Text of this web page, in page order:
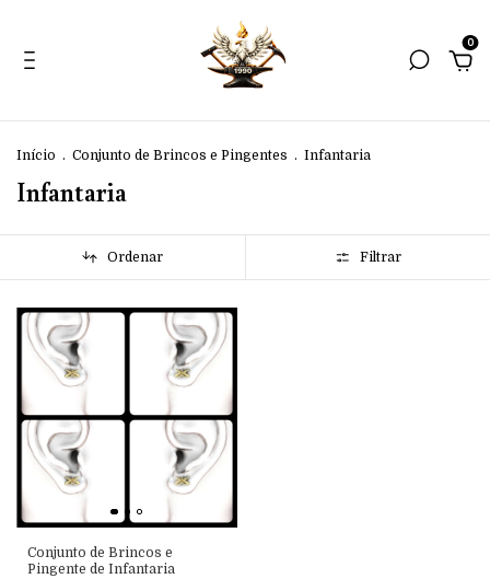
0
Início . Conjunto de Brincos e Pingentes . Infantaria
Infantaria
Ordenar Filtrar
Conjunto de Brincos e
Pingente de Infantaria